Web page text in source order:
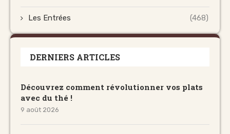
Les Entrées (468)
DERNIERS ARTICLES
Découvrez comment révolutionner vos plats
avec du thé !
9 août 2026